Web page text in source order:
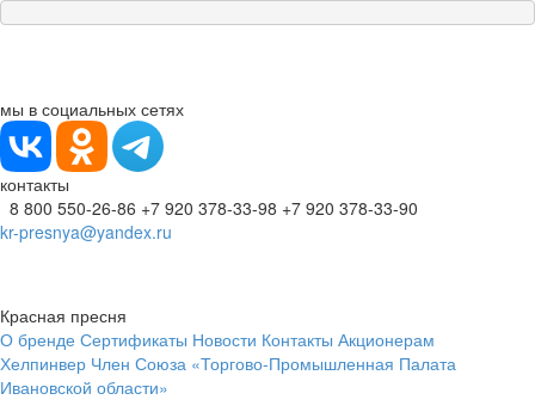
мы в социальных сетях
контакты
8 800 550-26-86 +7 920 378-33-98 +7 920 378-33-90
kr-presnya@yandex.ru
Красная пресня
О бренде Сертификаты Новости Контакты Акционерам
Хелпинвер Член Союза «Торгово-Промышленная Палата
Ивановской области»